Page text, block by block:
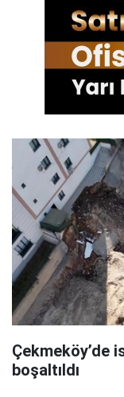
Çekmeköy’de
boşaltıldı